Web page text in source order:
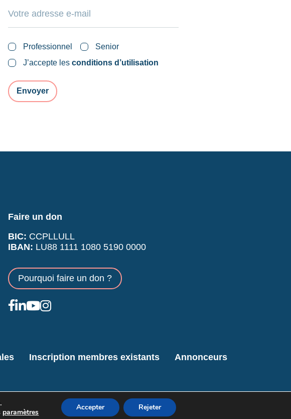
Professionnel
Senior
J’accepte lesconditions d’utilisation
Faire un don
BIC: CCPLLULL
IBAN: LU88 1111 1080 5190 0000
Pourquoi faire un don ?
Inscription membres existants Annonceurs
paramètres Accepter Rejeter